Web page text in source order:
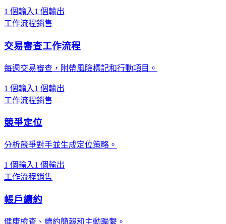
1 個輸入 1 個輸出
工作流程銷售
交易審查工作流程
每週交易審查，附帶風險標記和行動項目。
1 個輸入 1 個輸出
工作流程銷售
競爭定位
分析競爭對手並生成定位策略。
1 個輸入 1 個輸出
工作流程銷售
帳戶續約
健康檢查、續約簡報和主動聯繫。